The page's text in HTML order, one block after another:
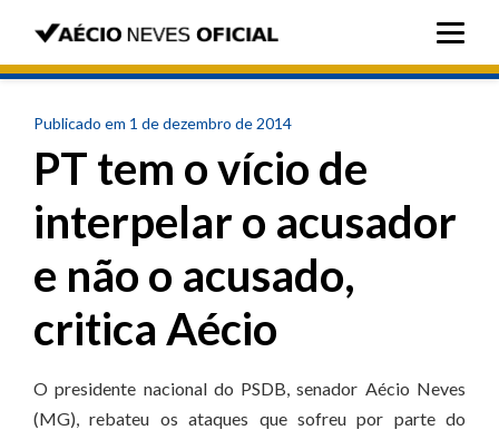
Publicado em 1 de dezembro de 2014
PT tem o vício de
interpelar o acusador
e não o acusado,
critica Aécio
O presidente nacional do PSDB, senador Aécio Neves
(MG), rebateu os ataques que sofreu por parte do